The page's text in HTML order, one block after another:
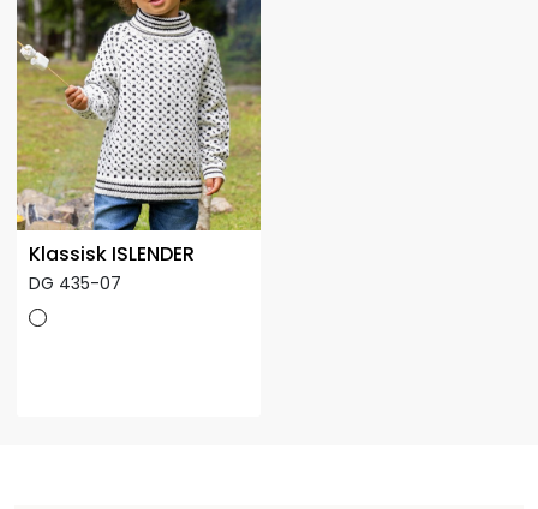
Klassisk ISLENDER
DG 435-07